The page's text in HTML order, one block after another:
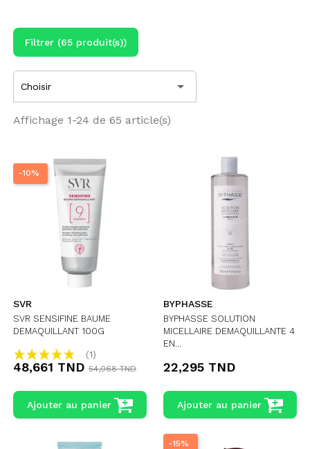
Filtrer (65 produit(s))
Choisir 
Affichage 1-24 de 65 article(s)
-10%
SVR
SVR SENSIFINE BAUME
DEMAQUILLANT 100G
(1)
48,661 TND 54,068 TND
Ajouter au panier
BYPHASSE
BYPHASSE SOLUTION
MICELLAIRE DEMAQUILLANTE 4
EN...
22,295 TND
Ajouter au panier
-15%